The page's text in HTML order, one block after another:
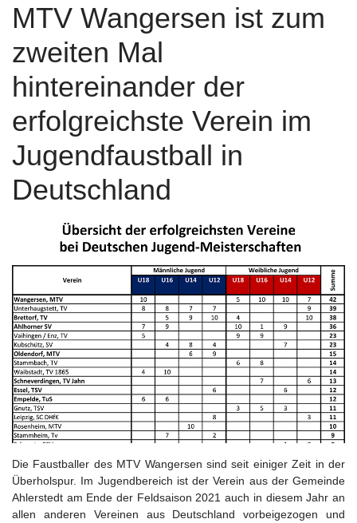
MTV Wangersen ist zum
zweiten Mal
hintereinander der
erfolgreichste Verein im
Jugendfaustball in
Deutschland
Die Faustballer des MTV Wangersen sind seit einiger Zeit in der
Überholspur. Im Jugendbereich ist der Verein aus der Gemeinde
Ahlerstedt am Ende der Feldsaison 2021 auch in diesem Jahr an
allen anderen Vereinen aus Deutschland vorbeigezogen und